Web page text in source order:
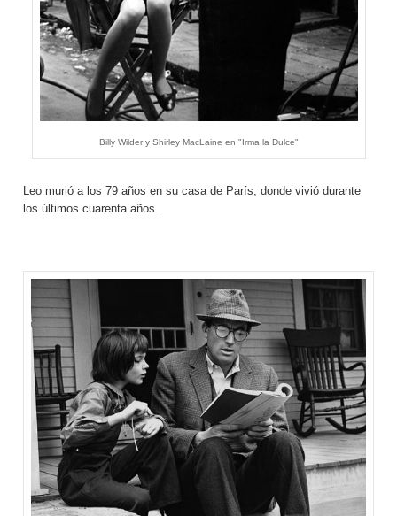
Billy Wilder y Shirley MacLaine en "Irma la Dulce"
Leo murió a los 79 años en su casa de París, donde vivió durante
los últimos cuarenta años.